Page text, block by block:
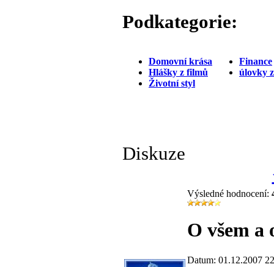
Podkategorie:
Domovní krása
Hlášky z filmů
Životní styl
Finance
úlovky
Diskuze
Výsledné hodnocení:
O všem a
Datum: 01.12.2007